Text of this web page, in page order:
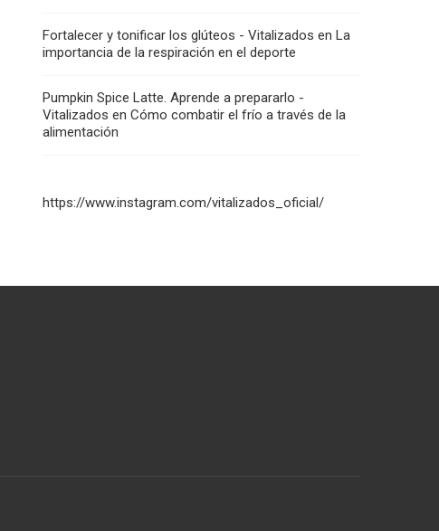
Fortalecer y tonificar los glúteos - Vitalizados en La
importancia de la respiración en el deporte
Pumpkin Spice Latte. Aprende a prepararlo -
Vitalizados en Cómo combatir el frío a través de la
alimentación
https://www.instagram.com/vitalizados_oficial/